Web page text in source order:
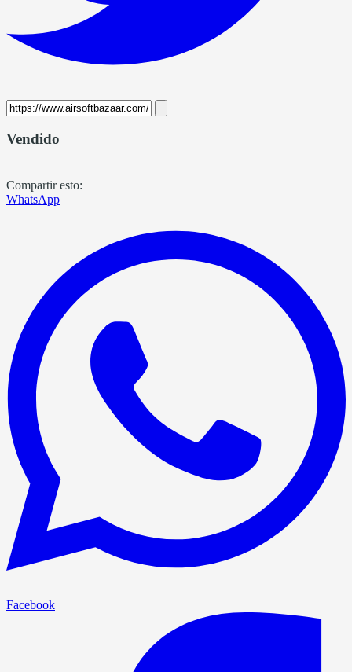
Vendido
Compartir esto:
WhatsApp
Facebook